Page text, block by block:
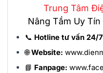
Trung Tâm
Nâng Tầm Uy
📞 Hotline tư vấn 24/
🌐Website:
📘 Fanpage: